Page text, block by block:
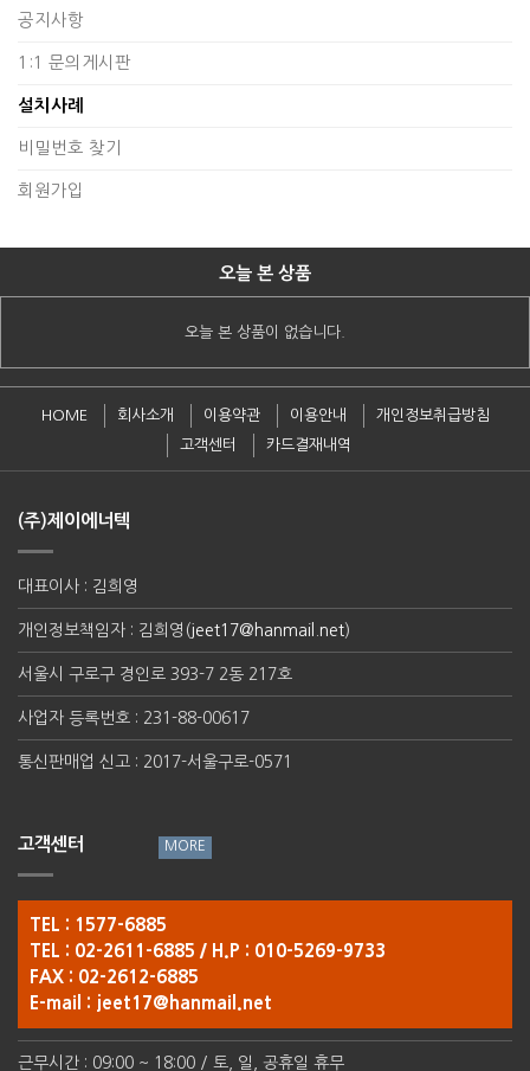
공지사항
1:1 문의게시판
설치사례
비밀번호 찾기
회원가입
오늘 본 상품
오늘 본 상품이 없습니다.
HOME 회사소개 이용약관 이용안내
개인정보취급방침
고객센터
카드결재내역
(주)제이에너텍
대표이사 : 김희영
개인정보책임자 : 김희영( jeet17@hanmail.net)
서울시 구로구 경인로 393-7 2동 217호
사업자 등록번호 : 231-88-00617
통신판매업 신고 : 2017-서울구로-0571
고객센터
TEL : 1577-6885
TEL : 02-2611-6885 / H.P : 010-5269-9733
FAX : 02-2612-6885
E-mail : jeet17@hanmail.net
근무시간 : 09:00 ~ 18:00 / 토, 일, 공휴일 휴무